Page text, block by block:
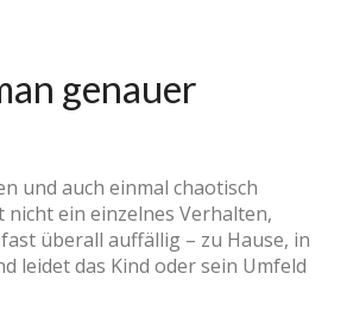
genauer
und auch einmal chaotisch
ein einzelnes Verhalten,
überall auffällig – zu Hause, in
leidet das Kind oder sein Umfeld